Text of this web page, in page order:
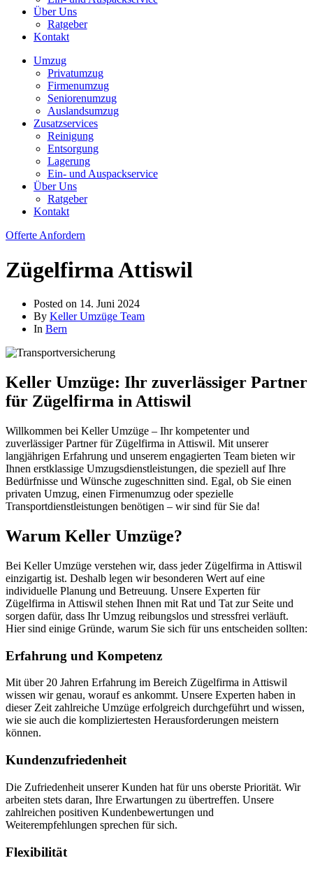
Über Uns
Ratgeber
Kontakt
Umzug
Privatumzug
Firmenumzug
Seniorenumzug
Auslandsumzug
Zusatzservices
Reinigung
Entsorgung
Lagerung
Ein- und Auspackservice
Über Uns
Ratgeber
Kontakt
Offerte Anfordern
Zügelfirma Attiswil
Posted on 14. Juni 2024
By Keller Umzüge Team
In Bern
Keller Umzüge: Ihr zuverlässiger Partner
für Zügelfirma in Attiswil
Willkommen bei Keller Umzüge – Ihr kompetenter und
zuverlässiger Partner für Zügelfirma in Attiswil. Mit unserer
langjährigen Erfahrung und unserem engagierten Team bieten wir
Ihnen erstklassige Umzugsdienstleistungen, die speziell auf Ihre
Bedürfnisse und Wünsche zugeschnitten sind. Egal, ob Sie einen
privaten Umzug, einen Firmenumzug oder spezielle
Transportdienstleistungen benötigen – wir sind für Sie da!
Warum Keller Umzüge?
Bei Keller Umzüge verstehen wir, dass jeder Zügelfirma in Attiswil
einzigartig ist. Deshalb legen wir besonderen Wert auf eine
individuelle Planung und Betreuung. Unsere Experten für
Zügelfirma in Attiswil stehen Ihnen mit Rat und Tat zur Seite und
sorgen dafür, dass Ihr Umzug reibungslos und stressfrei verläuft.
Hier sind einige Gründe, warum Sie sich für uns entscheiden sollten:
Erfahrung und Kompetenz
Mit über 20 Jahren Erfahrung im Bereich Zügelfirma in Attiswil
wissen wir genau, worauf es ankommt. Unsere Experten haben in
dieser Zeit zahlreiche Umzüge erfolgreich durchgeführt und wissen,
wie sie auch die kompliziertesten Herausforderungen meistern
können.
Kundenzufriedenheit
Die Zufriedenheit unserer Kunden hat für uns oberste Priorität. Wir
arbeiten stets daran, Ihre Erwartungen zu übertreffen. Unsere
zahlreichen positiven Kundenbewertungen und
Weiterempfehlungen sprechen für sich.
Flexibilität